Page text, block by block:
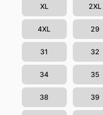
XL 2XL
4XL 29
31 32
34 35
38 39